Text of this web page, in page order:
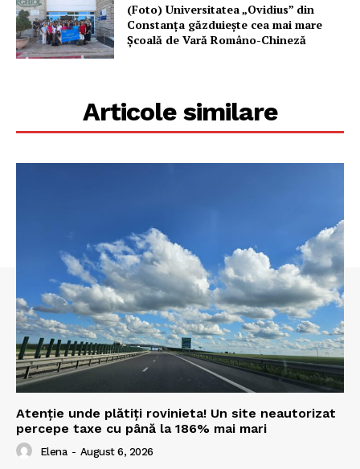
(Foto) Universitatea „Ovidius” din
Constanța găzduiește cea mai mare
Școală de Vară Româno-Chineză
Articole similare
Atenție unde plătiți rovinieta! Un site neautorizat
percepe taxe cu până la 186% mai mari
Elena - August 6, 2026